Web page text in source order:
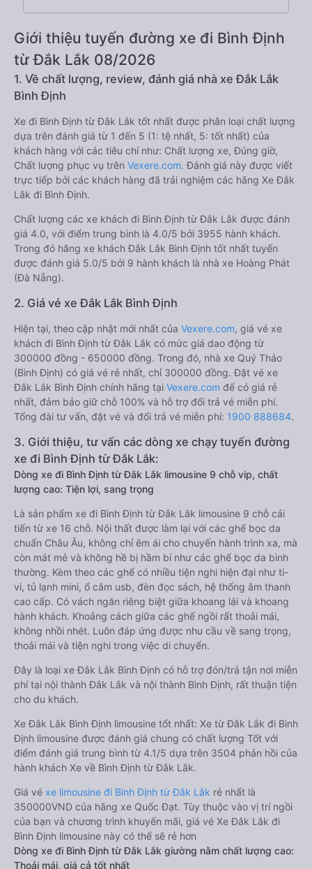
Giới thiệu tuyến đường xe đi Bình Định
từ Đắk Lắk 08/2026
1. Về chất lượng, review, đánh giá nhà xe Đắk Lắk
Bình Định
Xe đi Bình Định từ Đắk Lắk tốt nhất được phân loại chất lượng
dựa trên đánh giá từ 1 đến 5 (1: tệ nhất, 5: tốt nhất) của
khách hàng với các tiêu chí như: Chất lượng xe, Đúng giờ,
Chất lượng phục vụ trên Vexere.com. Đánh giá này được viết
trực tiếp bởi các khách hàng đã trải nghiệm các hãng Xe Đắk
Lắk đi Bình Định.
Chất lượng các xe khách đi Bình Định từ Đắk Lắk được đánh
giá 4.0, với điểm trung bình là 4.0/5 bởi 3955 hành khách.
Trong đó hãng xe khách Đắk Lắk Bình Định tốt nhất tuyến
được đánh giá 5.0/5 bởi 9 hành khách là nhà xe Hoàng Phát
(Đà Nẵng).
2. Giá vé xe Đắk Lắk Bình Định
Hiện tại, theo cập nhật mới nhất của Vexere.com, giá vé xe
khách đi Bình Định từ Đắk Lắk có mức giá dao động từ
300000 đồng - 650000 đồng. Trong đó, nhà xe Quý Thảo
(Bình Định) có giá vé rẻ nhất, chỉ 300000 đồng. Đặt vé xe
Đắk Lắk Bình Định chính hãng tại Vexere.com để có giá rẻ
nhất, đảm bảo giữ chỗ 100% và hỗ trợ đổi trả vé miễn phí.
Tổng đài tư vấn, đặt vé và đổi trả vé miễn phí: 1900 888684.
3. Giới thiệu, tư vấn các dòng xe chạy tuyến đường
xe đi Bình Định từ Đắk Lắk:
Dòng xe đi Bình Định từ Đắk Lắk limousine 9 chỗ vip, chất
lượng cao: Tiện lợi, sang trọng
Là sản phẩm xe đi Bình Định từ Đắk Lắk limousine 9 chỗ cải
tiến từ xe 16 chỗ. Nội thất được làm lại với các ghế bọc da
chuẩn Châu Âu, không chỉ êm ái cho chuyến hành trình xa, mà
còn mát mẻ và không hề bị hầm bí như các ghế bọc da bình
thường. Kèm theo các ghế có nhiều tiện nghi hiện đại như ti-
vi, tủ lạnh mini, ổ cắm usb, đèn đọc sách, hệ thống âm thanh
cao cấp. Có vách ngăn riêng biệt giữa khoang lái và khoang
hành khách. Khoảng cách giữa các ghế ngồi rất thoải mái,
không nhồi nhét. Luôn đáp ứng được nhu cầu về sang trọng,
thoải mái và tiện nghi trong việc di chuyển.
Đây là loại xe Đắk Lắk Bình Định có hỗ trợ đón/trả tận nơi miễn
phí tại nội thành Đắk Lắk và nội thành Bình Định, rất thuận tiện
cho du khách.
Xe Đắk Lắk Bình Định limousine tốt nhất: Xe từ Đắk Lắk đi Bình
Định limousine được đánh giá chung có chất lượng Tốt với
điểm đánh giá trung bình từ 4.1/5 dựa trên 3504 phản hồi của
hành khách Xe về Bình Định từ Đắk Lắk.
Giá vé xe limousine đi Bình Định từ Đắk Lắk rẻ nhất là
350000VND của hãng xe Quốc Đạt. Tùy thuộc vào vị trí ngồi
của bạn và chương trình khuyến mãi, giá vé Xe Đắk Lắk đi
Bình Định limousine này có thể sẽ rẻ hơn
Dòng xe đi Bình Định từ Đắk Lắk giường nằm chất lượng cao:
Thoải mái, giá cả tốt nhất